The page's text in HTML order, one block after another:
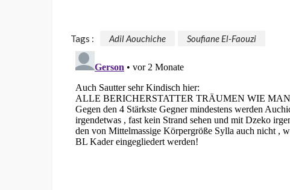
Tags : Adil Aouchiche Soufiane El-Faouzi